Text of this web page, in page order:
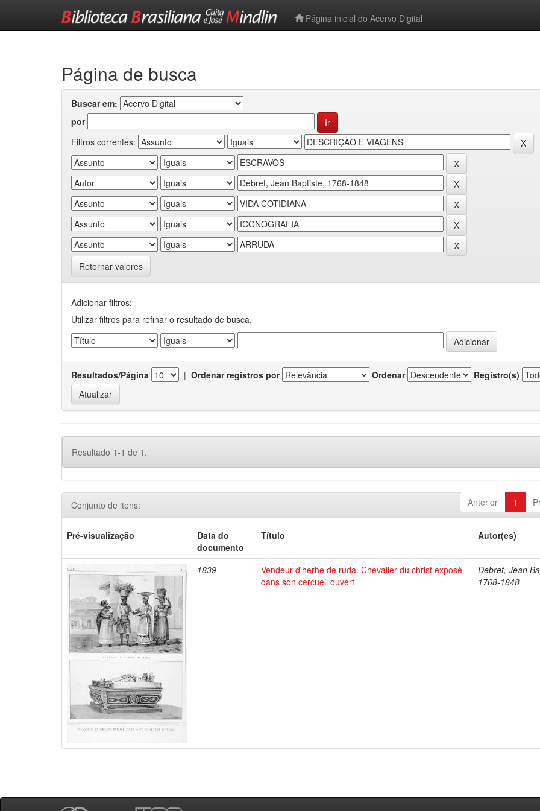
Página inicial do Acervo Digital
Página de busca
Buscar em:
por
Filtros correntes:
Retornar valores
Adicionar filtros:
Utilizar filtros para refinar o resultado de busca.
Resultados/Página | Ordenar registros por Ordenar Registro(s)
Resultado 1-1 de 1.
Anterior 1
Conjunto de itens:
Pré-visualização
Data do
documento
Título Autor(es)
1839
Vendeur d'herbe de ruda. Chevalier du christ exposè
dans son cercueil ouvert
Debret, Jean
1768-1848